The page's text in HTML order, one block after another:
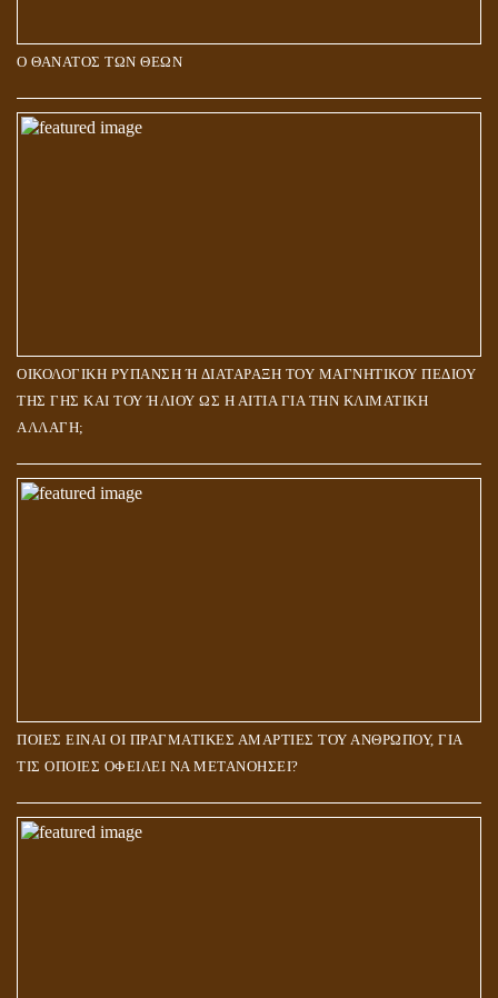
Ο ΘΑΝΑΤΟΣ ΤΩΝ ΘΕΩΝ
ΟΙΚΟΛΟΓΙΚΗ ΡΥΠΑΝΣΗ Ή ΔΙΑΤΑΡΑΞΗ ΤΟΥ ΜΑΓΝΗΤΙΚΟΥ ΠΕΔΙΟΥ
ΤΗΣ ΓΗΣ ΚΑΙ ΤΟΥ ΉΛΙΟΥ ΩΣ Η ΑΙΤΙΑ ΓΙΑ ΤΗΝ ΚΛΙΜΑΤΙΚΗ
ΑΛΛΑΓΗ;
ΠΟΙΕΣ ΕΙΝΑΙ ΟΙ ΠΡΑΓΜΑΤΙΚΕΣ ΑΜΑΡΤΙΕΣ ΤΟΥ ΑΝΘΡΩΠΟΥ, ΓΙΑ
ΤΙΣ ΟΠΟΙΕΣ ΟΦΕΙΛΕΙ ΝΑ ΜΕΤΑΝΟΗΣΕΙ?